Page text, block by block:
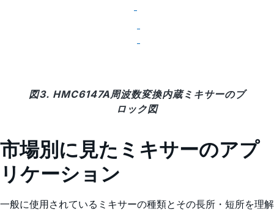
図3. HMC6147A周波数変換内蔵ミキサーのブ
ロック図
市場別に見たミキサーのアプ
リケーション
一般に使用されているミキサーの種類とその長所・短所を理解